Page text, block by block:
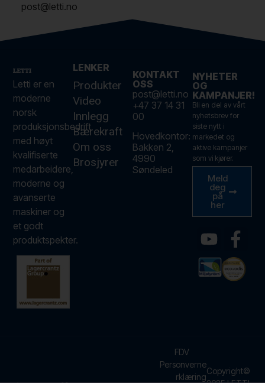
post@letti.no
Letti er en
moderne
norsk
produksjonsbedrift
med høyt
kvalifiserte
medarbeidere,
moderne og
avanserte
maskiner og
et godt
produktspekter.
LENKER
Produkter
Video
Innlegg
Bærekraft
Om oss
Brosjyrer
KONTAKT
OSS
post@letti.no
+47 37 14 31
00
Hovedkontor:
Bakken 2,
4990
Søndeled
NYHETER
OG
KAMPANJER!
Bli en del av vårt
nyhetsbrev for
siste nytt i
markedet og
aktive kampanjer
som vi kjører.
Meld
deg
på
her
Copyright©
FDV
Personverne
rklæring